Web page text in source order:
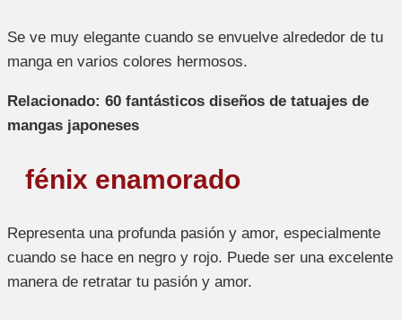
Se ve muy elegante cuando se envuelve alrededor de tu
manga en varios colores hermosos.
Relacionado: 60 fantásticos diseños de tatuajes de
mangas japoneses
fénix enamorado
Representa una profunda pasión y amor, especialmente
cuando se hace en negro y rojo. Puede ser una excelente
manera de retratar tu pasión y amor.